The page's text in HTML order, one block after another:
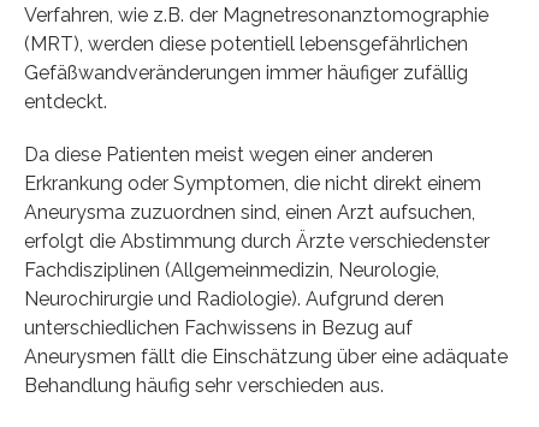
Verfahren, wie z.B. der Magnetresonanztomographie
(MRT), werden diese potentiell lebensgefährlichen
Gefäßwandveränderungen immer häufiger zufällig
entdeckt.
Da diese Patienten meist wegen einer anderen
Erkrankung oder Symptomen, die nicht direkt einem
Aneurysma zuzuordnen sind, einen Arzt aufsuchen,
erfolgt die Abstimmung durch Ärzte verschiedenster
Fachdisziplinen (Allgemeinmedizin, Neurologie,
Neurochirurgie und Radiologie). Aufgrund deren
unterschiedlichen Fachwissens in Bezug auf
Aneurysmen fällt die Einschätzung über eine adäquate
Behandlung häufig sehr verschieden aus.